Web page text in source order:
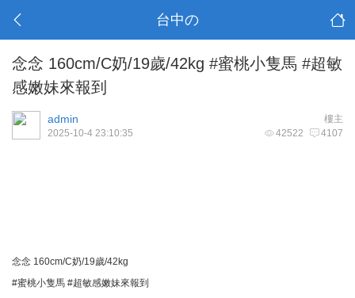
台中の
念念 160cm/C奶/19歲/42kg #蜜桃小隻馬 #超敏
感嫩妹來報到
樓主
admin
42522 4107
2025-10-4 23:10:35
念念 160cm/C奶/19歲/42kg
#蜜桃小隻馬 #超敏感嫩妹來報到